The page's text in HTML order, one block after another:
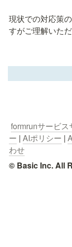
現状での対応策
すがご理解いた
formrunサービス
ー | AIポリシー |
わせ
© Basic Inc. All